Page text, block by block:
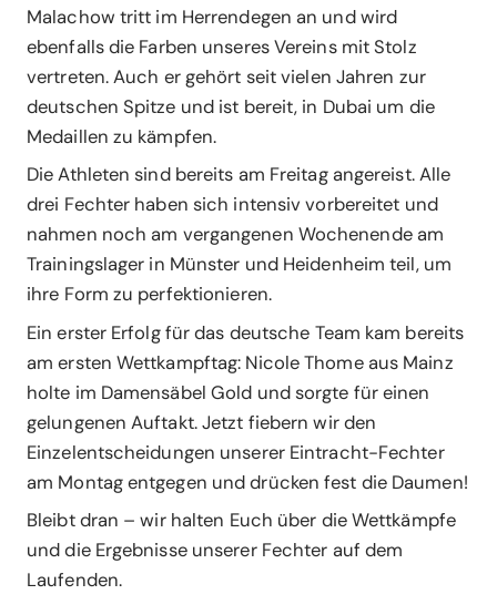
Malachow tritt im Herrendegen an und wird
ebenfalls die Farben unseres Vereins mit Stolz
vertreten. Auch er gehört seit vielen Jahren zur
deutschen Spitze und ist bereit, in Dubai um die
Medaillen zu kämpfen.
Die Athleten sind bereits am Freitag angereist. Alle
drei Fechter haben sich intensiv vorbereitet und
nahmen noch am vergangenen Wochenende am
Trainingslager in Münster und Heidenheim teil, um
ihre Form zu perfektionieren.
Ein erster Erfolg für das deutsche Team kam bereits
am ersten Wettkampftag: Nicole Thome aus Mainz
holte im Damensäbel Gold und sorgte für einen
gelungenen Auftakt. Jetzt fiebern wir den
Einzelentscheidungen unserer Eintracht-Fechter
am Montag entgegen und drücken fest die Daumen!
Bleibt dran – wir halten Euch über die Wettkämpfe
und die Ergebnisse unserer Fechter auf dem
Laufenden.